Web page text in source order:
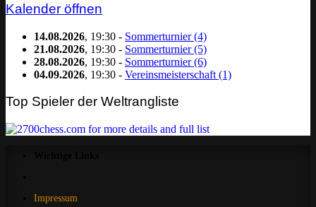
Kalender öffnen
14.08.2026, 19:30 - Sommerturnier (4)
21.08.2026, 19:30 - Sommerturnier (5)
28.08.2026, 19:30 - Sommerturnier (6)
04.09.2026, 19:30 - Vereinsmeisterschaft (1)
Top Spieler der Weltrangliste
Impressum